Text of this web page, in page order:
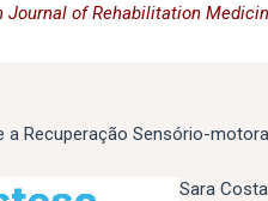
Journal of Rehabilitation
a Recuperação Sensório-
Sara Costa